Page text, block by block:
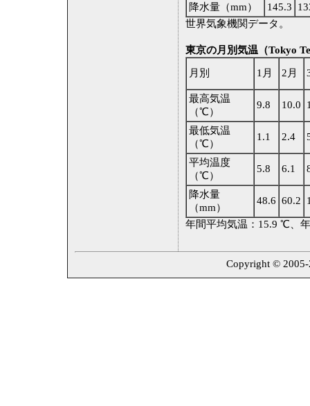
降水量（mm）
145.3
世界気象機関データ。
東京の月別気温（Tokyo
月別 1月 2月
最高気温
（℃）
9.8 10.0
最低気温
（℃）
1.1 2.4
平均温度
（℃）
5.8 6.1
降水量
（mm）
48.6 60.2
年間平均気温：15.9 ℃、
Copyright © 2005-